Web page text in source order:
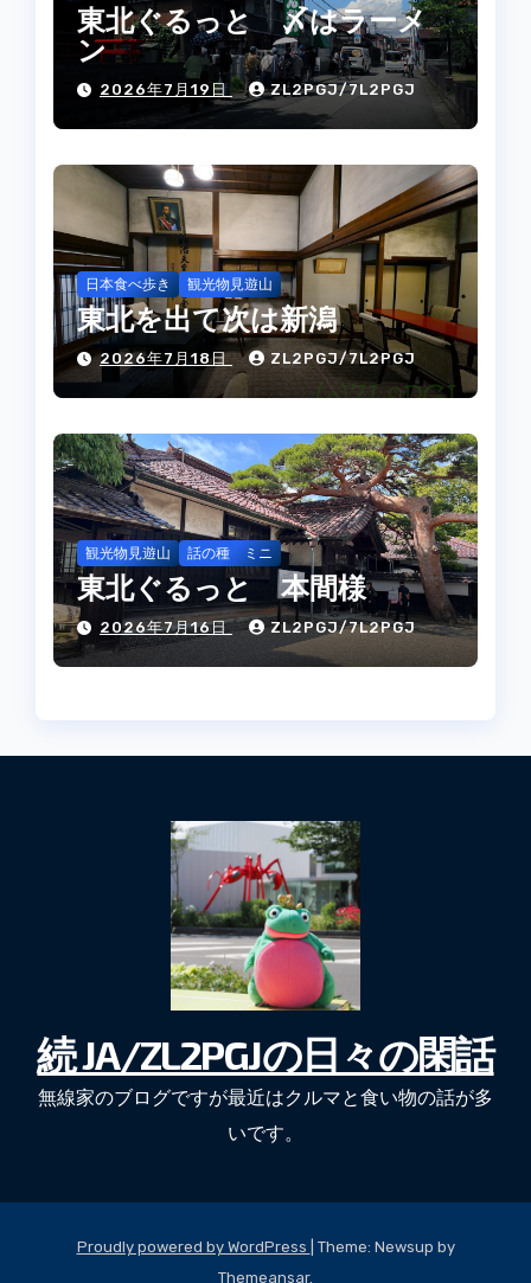
東北ぐるっと 〆はラーメ
ン
2026年7月19日 ZL2PGJ/7L2PGJ
日本食べ歩き 観光物見遊山
東北を出て次は新潟
2026年7月18日 ZL2PGJ/7L2PGJ
観光物見遊山 話の種 ミニ
東北ぐるっと 本間様
2026年7月16日 ZL2PGJ/7L2PGJ
続 JA/ZL2PGJの日々の閑話
無線家のブログですが最近はクルマと食い物の話が多
いです。
Proudly powered by WordPress
Theme: Newsup by
Themeansar.